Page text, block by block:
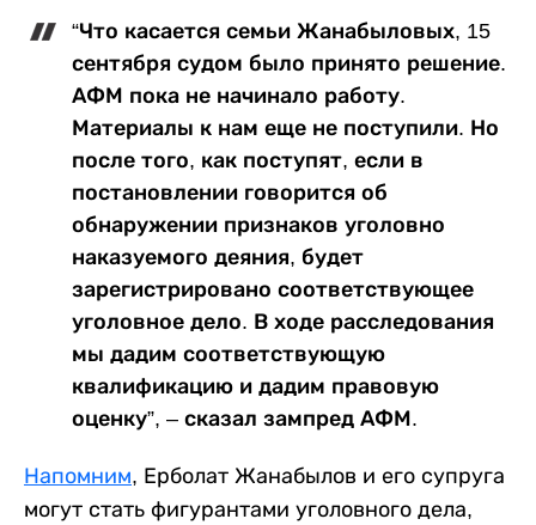
“Что касается семьи Жанабыловых, 15
сентября судом было принято решение.
АФМ пока не начинало работу.
Материалы к нам еще не поступили. Но
после того, как поступят, если в
постановлении говорится об
обнаружении признаков уголовно
наказуемого деяния, будет
зарегистрировано соответствующее
уголовное дело. В ходе расследования
мы дадим соответствующую
квалификацию и дадим правовую
оценку”, – сказал зампред АФМ.
Напомним, Ерболат Жанабылов и его супруга
могут стать фигурантами уголовного дела,